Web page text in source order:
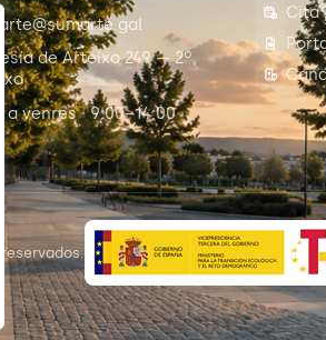
de Arteixo 249 — 2º,
a venres · 9:00–14:00
Cita